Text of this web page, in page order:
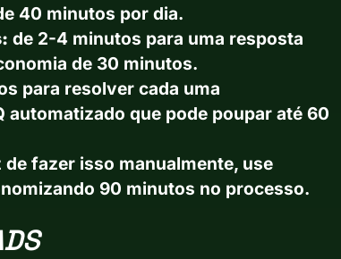
40 minutos por dia.
de 2-4 minutos para uma resposta
de 30 minutos.
para resolver cada uma
automatizado que pode poupar até 60
de fazer isso manualmente, use
90 minutos no processo.